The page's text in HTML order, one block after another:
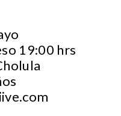
19:00 hrs